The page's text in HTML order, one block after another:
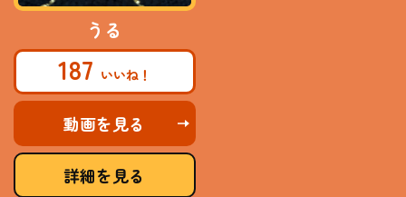
うる
187
動画を見る
詳細を見る